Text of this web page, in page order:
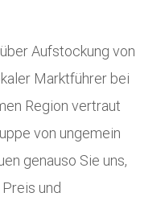
Aufstockung von
Marktführer bei
Region vertraut
von ungemein
genauso Sie uns,
und